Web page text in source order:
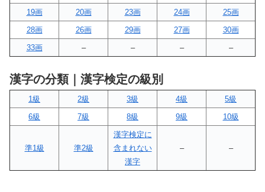
19画
20画 23画 24画
25画
28画
26画 29画 27画
30画
33画
– – – –
漢字の分類｜漢字検定の級別
1級 2級 3級 4級
5級
6級
7級 8級 9級 10級
準1級 準2級
漢字検定に
含まれない
漢字
– –